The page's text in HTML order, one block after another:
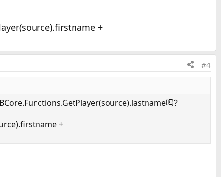
+
#4
吗？
+